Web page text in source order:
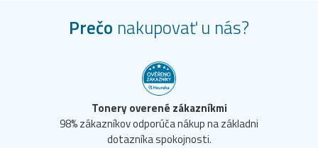
Prečo nakupovať u nás?
Tonery overené zákazníkmi
98% zákazníkov odporúča nákup na základni
dotazníka spokojnosti.